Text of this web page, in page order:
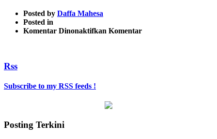
Posted by Daffa Mahesa
Posted in
Komentar Dinonaktifkan pada
Komentar
Rss
Subscribe to my RSS feeds !
Posting Terkini